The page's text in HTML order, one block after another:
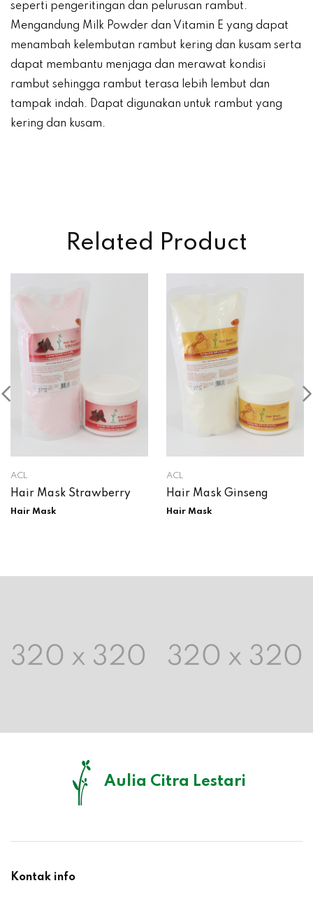
seperti pengeritingan dan pelurusan rambut.
Mengandung Milk Powder dan Vitamin E yang dapat
menambah kelembutan rambut kering dan kusam serta
dapat membantu menjaga dan merawat kondisi
rambut sehingga rambut terasa lebih lembut dan
tampak indah. Dapat digunakan untuk rambut yang
kering dan kusam.
Related Product
ACL
Hair Mask Strawberry
Hair Mask
ACL
Hair Mask Ginseng
Hair Mask
Aulia Citra Lestari
Kontak info